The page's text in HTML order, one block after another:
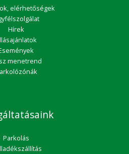
elérhetőségek
Hírek
menetrend
Parkolás